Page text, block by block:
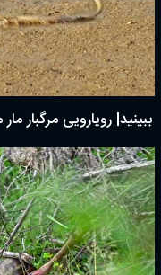
ببینید| رویارویی مرگبار